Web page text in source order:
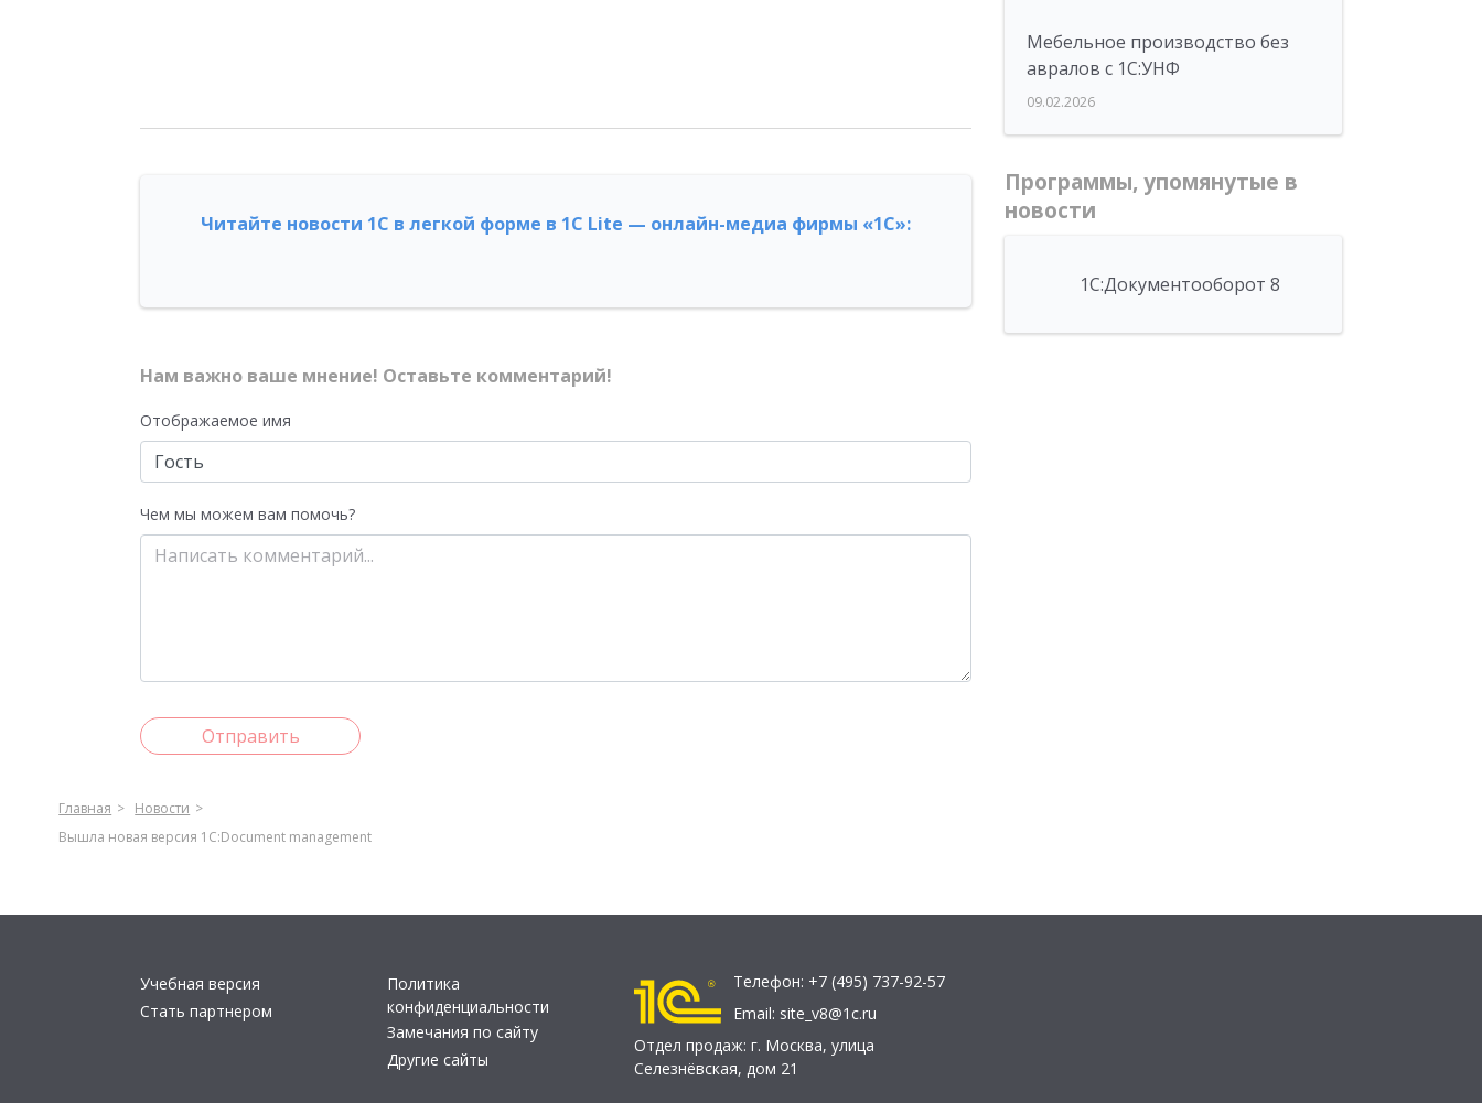
Читайте новости 1С в легкой форме в 1С Lite — онлайн-медиа фирмы «1С»:
Нам важно ваше мнение! Оставьте комментарий!
Отображаемое имя
Чем мы можем вам помочь?
Отправить
Мебельное производство без
авралов с 1С:УНФ
09.02.2026
Программы, упомянутые в
новости
1С:Документооборот 8
Главная
Новости
Вышла новая версия 1С:Document management
Учебная версия
Стать партнером
Политика
конфиденциальности
Замечания по сайту
Другие сайты
Телефон: +7 (495) 737-92-57
Email: site_v8@1c.ru
Отдел продаж: г. Москва, улица
Селезнёвская, дом 21